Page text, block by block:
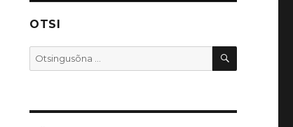
OTSI
Search
for:
OTSI